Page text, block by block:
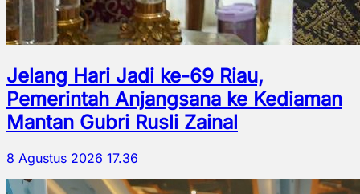
Jelang Hari Jadi ke-69 Riau,
Pemerintah Anjangsana ke Kediaman
Mantan Gubri Rusli Zainal
8 Agustus 2026 17.36